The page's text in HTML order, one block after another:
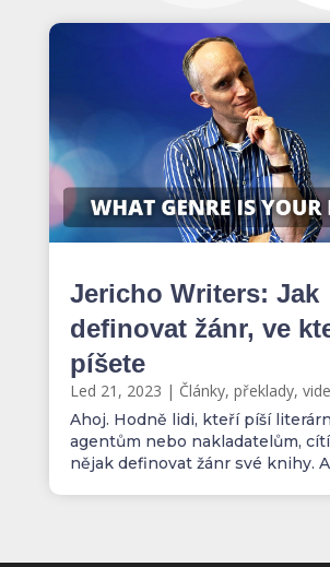
Jericho Writers: Jak
definovat žánr, ve
píšete
Led 21, 2023 | Články, překlady,
Ahoj. Hodně lidi, kteří píší
agentům nebo nakladatelům,
nějak definovat žánr své knihy. A